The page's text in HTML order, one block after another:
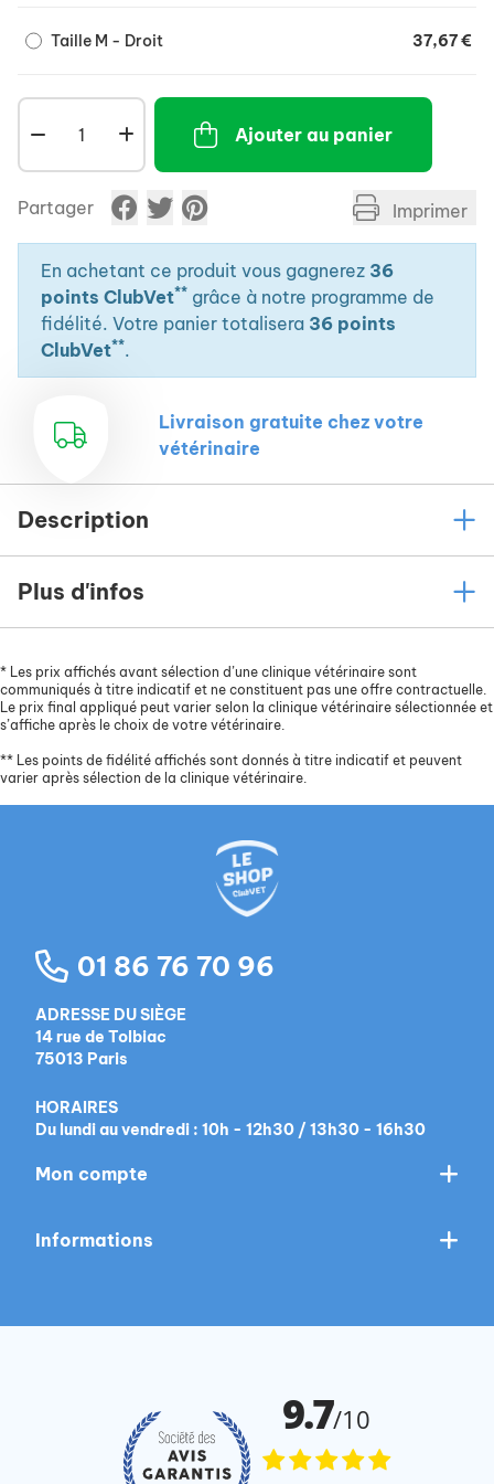
Taille M - Droit 37,67 €
Ajouter au panier
Partager Imprimer
En achetant ce produit vous gagnerez 36
points ClubVet** grâce à notre programme de
fidélité. Votre panier totalisera 36 points
ClubVet**.
Livraison gratuite chez votre
vétérinaire
Description
Plus d'infos
* Les prix affichés avant sélection d’une clinique vétérinaire sont
communiqués à titre indicatif et ne constituent pas une offre contractuelle.
Le prix final appliqué peut varier selon la clinique vétérinaire sélectionnée et
s’affiche après le choix de votre vétérinaire.
** Les points de fidélité affichés sont donnés à titre indicatif et peuvent
varier après sélection de la clinique vétérinaire.
01 86 76 70 96
ADRESSE DU SIÈGE
14 rue de Tolbiac
75013 Paris
HORAIRES
Du lundi au vendredi : 10h - 12h30 / 13h30 - 16h30
Mon compte
Informations